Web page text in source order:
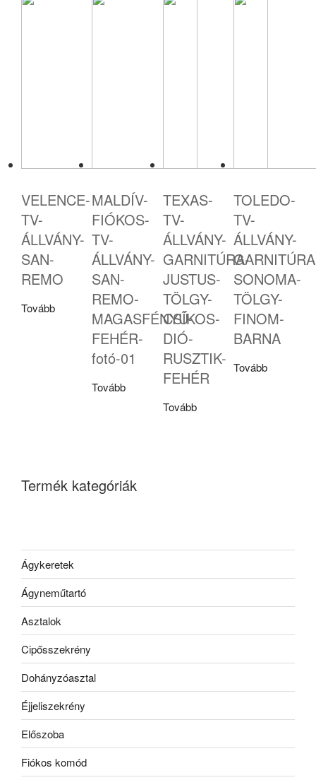
VELENCE-
TV-
ÁLLVÁNY-
SAN-
REMO
Tovább
MALDÍV-
FIÓKOS-
TV-
ÁLLVÁNY-
SAN-
REMO-
MAGASFÉNYŰ-
FEHÉR-
fotó-01
Tovább
TEXAS-
TV-
ÁLLVÁNY-
GARNITÚRA-
JUSTUS-
TÖLGY-
CSÍKOS-
DIÓ-
RUSZTIK-
FEHÉR
Tovább
TOLEDO-
TV-
ÁLLVÁNY-
SONOMA-
TÖLGY-
FINOM-
BARNA
Tovább
Termék kategóriák
Ágykeretek
Ágyneműtartó
Asztalok
Cipősszekrény
Dohányzóasztal
Éjjeliszekrény
Előszoba
Fiókos komód